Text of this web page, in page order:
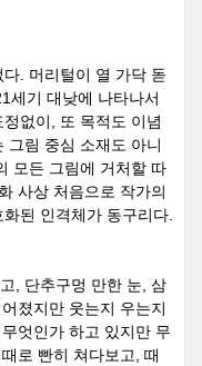
다. 머리털이 열 가닥 돋
세기 대낮에 나타나서
없이, 또 목적도 이념
그림 중심 소재도 아니
모든 그림에 거처할 따
사상 처음으로 작가의
화된 인격체가 동구리다.
, 단추구멍 만한 눈, 삼
졌지만 웃는지 우는지
엇인가 하고 있지만 무
때로 빤히 쳐다보고, 때